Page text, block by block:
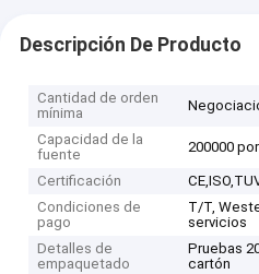
Descripción De Producto
Cantidad de orden
mínima
Capacidad de la
fuente
200000
Certificación
Condiciones de
pago
T/T,
servicios
Detalles de
empaquetado
Pruebas
cartón